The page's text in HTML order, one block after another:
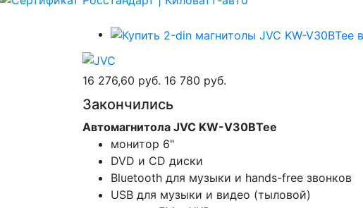
16 276,60 руб. 16 780 руб.
Закончились
Автомагнитола JVC KW-V30BTee
монитор 6"
DVD и CD диски
Bluetooth для музыки и hands-free звонков
USB для музыки и видео (тыловой)